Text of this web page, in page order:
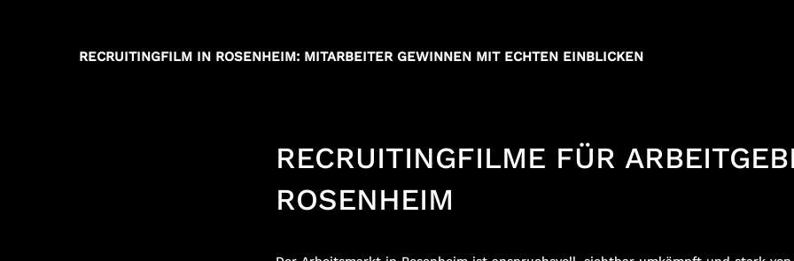
RECRUITINGFILM IN ROSENHEIM: MITARBEITER GEWINNEN MIT ECHTEN EINBLICKEN
RECRUITINGFILME FÜR
ROSENHEIM